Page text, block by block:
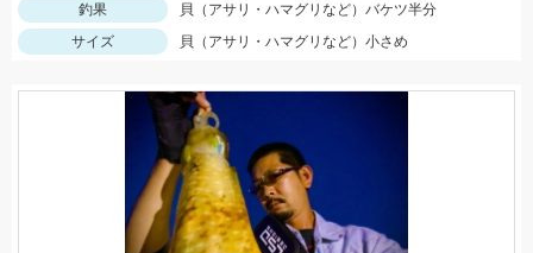
釣果
貝（アサリ・ハマグリなど）バケツ半分
サイズ
貝（アサリ・ハマグリなど）小さめ